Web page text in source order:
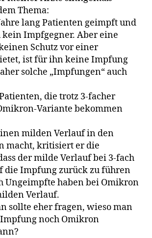
Thema:
lang Patienten geimpft und
kein Impfgegner. Aber eine
Schutz vor einer
ist für ihn keine Impfung
solche „Impfungen“ auch
die trotz 3-facher
Variante bekommen
milden Verlauf in den
macht, kritisiert er die
der milde Verlauf bei 3-fach
die Impfung zurück zu führen
Ungeimpfte haben bei Omikron
Verlauf.
sollte eher fragen, wieso man
noch Omikron